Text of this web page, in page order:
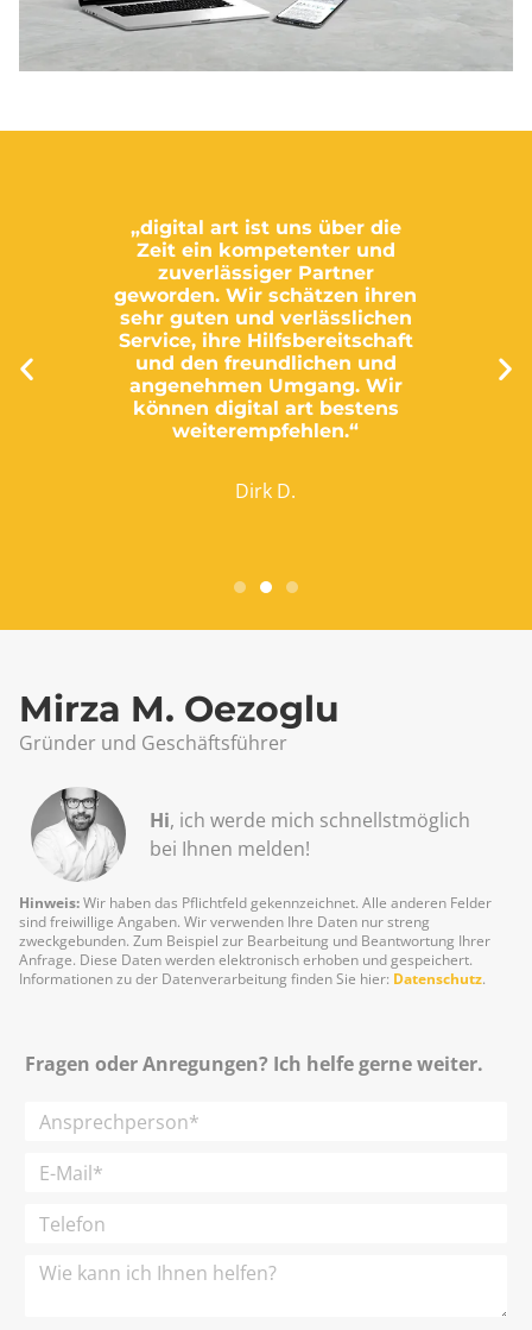
„digital art ist uns über die
Zeit ein kompetenter und
zuverlässiger Partner
geworden. Wir schätzen ihren
sehr guten und verlässlichen
Service, ihre Hilfsbereitschaft
und den freundlichen und
angenehmen Umgang. Wir
können digital art bestens
weiterempfehlen.“
Dirk D.
Mirza M. Oezoglu
Gründer und Geschäftsführer
Hi, ich werde mich schnellst­möglich
bei Ihnen melden!
Hinweis:Wir haben das Pflichtfeld gekennzeichnet. Alle anderen Felder
sind freiwillige Angaben. Wir verwenden Ihre Daten nur streng
zweckgebunden. Zum Beispiel zur Bearbeitung und Beantwortung Ihrer
Anfrage. Diese Daten werden elektronisch erhoben und gespeichert.
Informationen zu der Datenverarbeitung finden Sie hier: Datenschutz.
Fragen oder Anregungen? Ich helfe gerne weiter.